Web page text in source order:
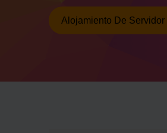
Alojamiento De Servidor